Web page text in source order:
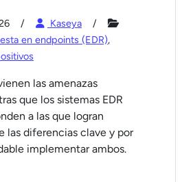
Kaseya
en endpoints (EDR),
las amenazas
que los sistemas EDR
a las que logran
las diferencias clave y por
implementar ambos.